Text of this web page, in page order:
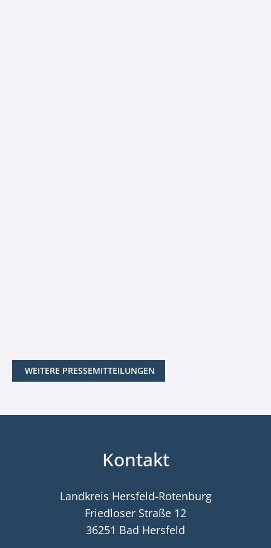
WEITERE PRESSEMITTEILUNGEN
Kontakt
Landkreis Hersfeld-Rotenburg
Friedloser Straße 12
36251 Bad Hersfeld